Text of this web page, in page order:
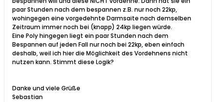
paar Stunden nach dem bespannen z.B. nur noch 22kp,
wohingegen eine vorgedehnte Darmsaite nach demselben
Zeitraum immer noch bei (knapp) 24kp liegen würde.
Eine Poly hingegen liegt ein paar Stunden nach dem
Bespannen auf jeden Fall nur noch bei 22kp, eben einfach
deshalb, weil ich hier die Möglichkeit des Vordehnens nicht
nutzen kann. Stimmt diese Logik?
Danke und viele Grüße
Sebastian